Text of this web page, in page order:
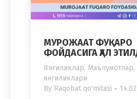
МУРОЖААТ ФУҚАРО
ФОЙДАСИГА ҲАЛ
Янгиликлар, Маълумотлар,
янгиликлари
By Raqobat qo'mitasi